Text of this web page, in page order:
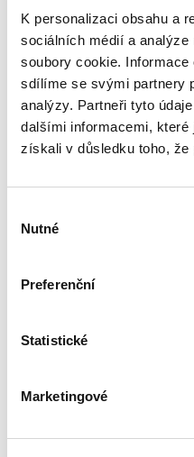
K personalizaci obsahu a
sociálních médií a
soubory cookie.
sdílíme se svými partnery
analýzy. Partneři tyto
dalšími informacemi,
získali v důsledku toho, že
souhlasu
Nutné
Preferenční
Statistické
Marketingové
290,00 Kč
Publikace vysvětluje
povinnosti a její roli v
Po teoretickém
představuje její
následně rozebírá...
390,00 Kč
Publikace se zabývá